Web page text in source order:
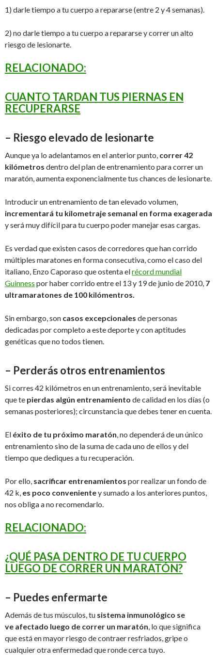
1) darle tiempo a tu cuerpo a repararse (entre 2 y 4 semanas).
2) no darle tiempo a tu cuerpo a repararse y correr un alto
riesgo de lesionarte.
RELACIONADO:
CUANTO TARDAN TUS PIERNAS EN
RECUPERARSE
– Riesgo elevado de lesionarte
Aunque ya lo adelantamos en el anterior punto, correr 42
kilómetros dentro del plan de entrenamiento para correr un
maratón, aumenta exponencialmente tus chances de lesionarte.
Introducir un entrenamiento de tan elevado volumen,
incrementará tu kilometraje semanal en forma exagerada
y será muy difícil para tu cuerpo poder manejar esas cargas.
Es verdad que existen casos de corredores que han corrido
múltiples maratones en forma consecutiva, como el caso del
italiano, Enzo Caporaso que ostenta elrécord mundial
Guinness por haber corrido entre el 13 y 19 de junio de 2010, 7
ultramaratones de 100 kilómentros.
Sin embargo, son casos excepcionales de personas
dedicadas por completo a este deporte y con aptitudes
genéticas que no todos tienen.
– Perderás otros entrenamientos
Si corres 42 kilómetros en un entrenamiento, será inevitable
que te pierdas algún entrenamiento de calidad en los días (o
semanas posteriores); circunstancia que debes tener en cuenta.
El éxito de tu próximo maratón , no dependerá de un único
entrenamiento sino de la suma de cada uno de ellos y del
tiempo que dediques a tu recuperación.
Por ello, sacrificar entrenamientos por realizar un fondo de
42 k, es poco convenientey sumado a los anteriores puntos,
nos obliga a no recomendarlo.
RELACIONADO:
¿QUÉ PASA DENTRO DE TU CUERPO
LUEGO DE CORRER UN MARATÓN?
– Puedes enfermarte
Además de tus músculos, tu sistema inmunológico se
ve afectado luego de correr un maratón , lo que significa
que está en mayor riesgo de contraer resfriados, gripe o
cualquier otra enfermedad que ronde cerca tuyo.